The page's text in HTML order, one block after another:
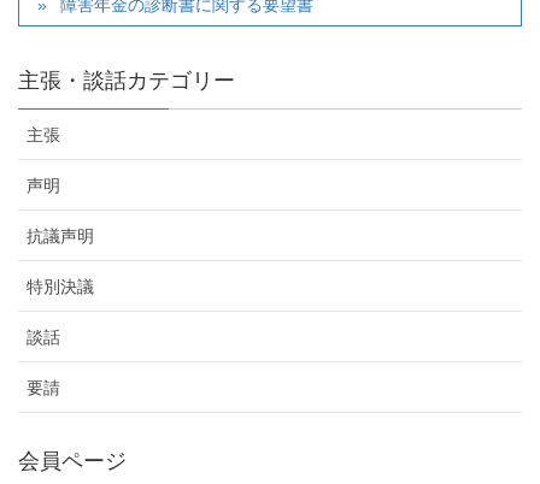
障害年金の診断書に関する要望書
主張・談話カテゴリー
主張
声明
抗議声明
特別決議
談話
要請
会員ページ